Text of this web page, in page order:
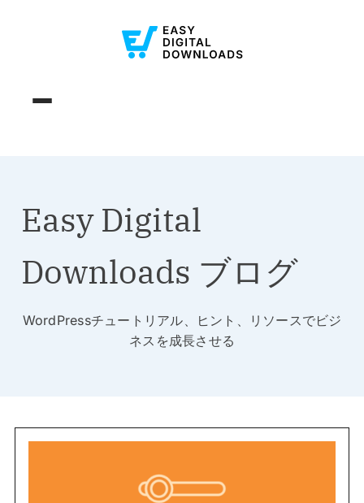
Easy Digital
Downloads ブログ
WordPressチュートリアル、ヒント、リソースでビジ
ネスを成長させる